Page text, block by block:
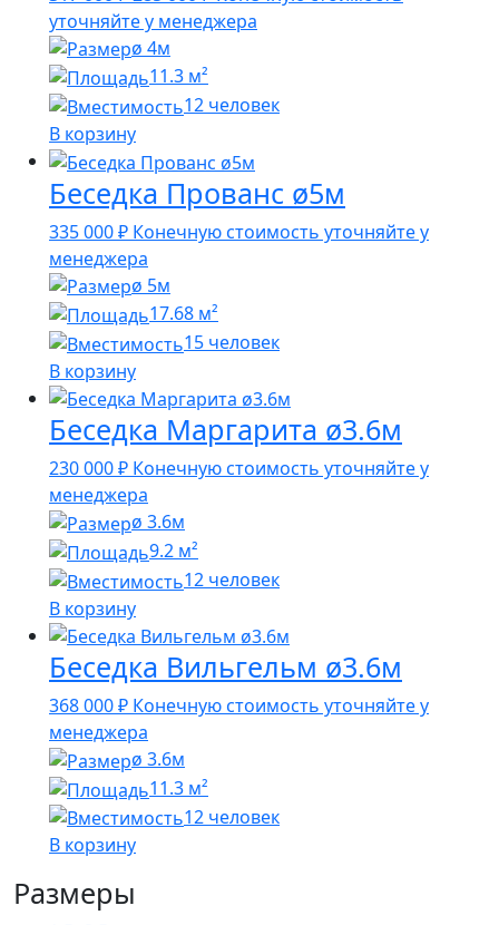
цена
составляла
317
000 ₽.
цена:
уточняйте у менеджера
ø 4м
11.3 м²
12 человек
В корзину
Беседка Прованс ø5м
335 000₽ Конечную стоимость уточняйте у
менеджера
ø 5м
17.68 м²
15 человек
В корзину
Беседка Маргарита ø3.6м
230 000₽ Конечную стоимость уточняйте у
менеджера
ø 3.6м
9.2 м²
12 человек
В корзину
Беседка Вильгельм ø3.6м
368 000₽ Конечную стоимость уточняйте у
менеджера
ø 3.6м
11.3 м²
12 человек
В корзину
Размеры